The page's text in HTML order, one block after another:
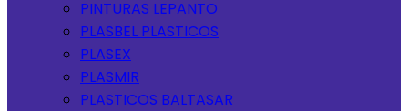
PINTURAS LEPANTO
PLASBEL PLASTICOS
PLASEX
PLASMIR
PLASTICOS BALTASAR